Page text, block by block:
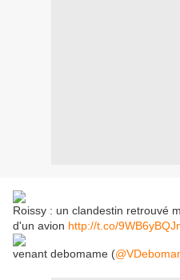
Roissy : un clandestin retrouvé
d'un avion http://t.co/
venant debomame (